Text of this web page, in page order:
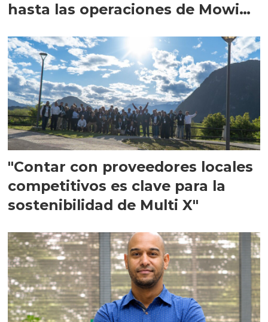
hasta las operaciones de Mowi
"Contar con proveedores locales
competitivos es clave para la
sostenibilidad de Multi X"